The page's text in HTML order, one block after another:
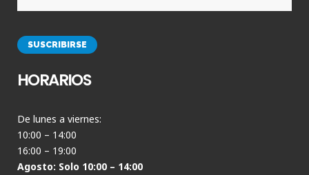
HORARIOS
De lunes a viernes:
10:00 – 14:00
16:00 – 19:00
Agosto: Solo 10:00 – 14:00